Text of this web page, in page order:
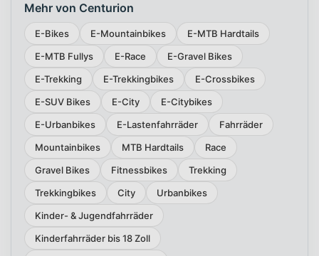
Mehr von Centurion
E-Bikes E-Mountainbikes
E-MTB Hardtails
E-MTB Fullys
E-Race
E-Gravel Bikes
E-Trekking
E-Trekkingbikes
E-Crossbikes
E-SUV Bikes
E-City
E-Citybikes
E-Urbanbikes
E-Lastenfahrräder
Fahrräder
Mountainbikes
MTB Hardtails
Race
Gravel Bikes
Fitnessbikes
Trekking
Trekkingbikes
City
Urbanbikes
Kinder- & Jugendfahrräder
Kinderfahrräder bis 18 Zoll